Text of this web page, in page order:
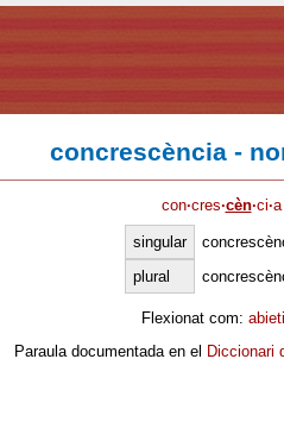
concrescència -
con·cres·cèn·ci·a
singular
plural
Flexionat com:
Paraula documentada en el Diccionari